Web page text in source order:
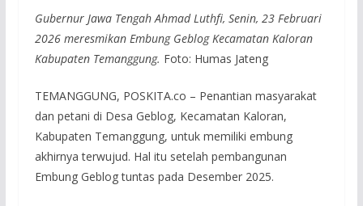
Gubernur Jawa Tengah Ahmad Luthfi, Senin, 23 Februari
2026 meresmikan Embung Geblog Kecamatan Kaloran
Kabupaten Temanggung. Foto: Humas Jateng
TEMANGGUNG, POSKITA.co – Penantian masyarakat
dan petani di Desa Geblog, Kecamatan Kaloran,
Kabupaten Temanggung, untuk memiliki embung
akhirnya terwujud. Hal itu setelah pembangunan
Embung Geblog tuntas pada Desember 2025.